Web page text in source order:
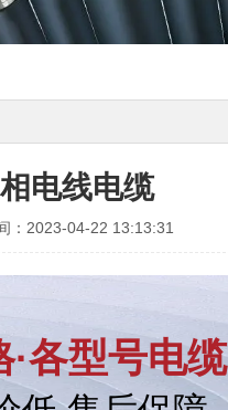
电线电缆
：2023-04-22 13:13:31
·各型号电缆